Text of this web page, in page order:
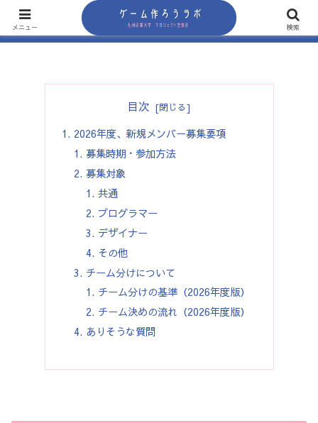
目次
2026年度、新規メンバー募集要項
募集時期・参加方法
募集対象
共通
プログラマー
デザイナー
その他
チーム分けについて
チーム分けの基準（2026年度版）
チーム決めの流れ（2026年度版）
ありそうな質問
メニュー 検索